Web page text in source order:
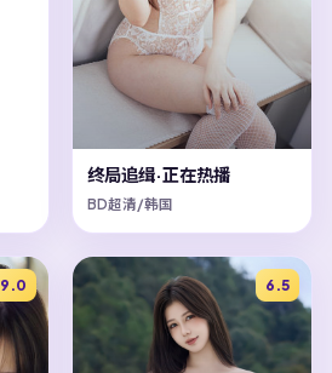
终局追缉·正在热播
BD超清/韩国
9.0 6.5